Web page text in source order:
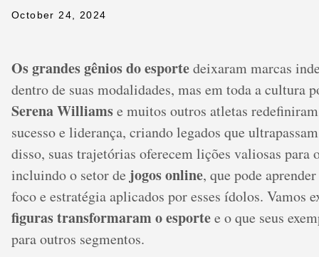
October 24, 2024
Os grandes gênios do esportedeixaram marcas
dentro de suas modalidades, mas em toda a cultura
Serena Williamse muitos outros atletas
sucesso e liderança, criando legados que
disso, suas trajetórias oferecem lições valiosas para
incluindo o setor de jogos online, que pode
foco e estratégia aplicados por esses ídolos. Vamos
figuras transformaram o esportee o que seus
para outros segmentos.